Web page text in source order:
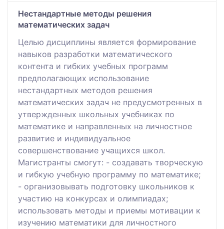
Нестандартные методы решения
математических задач
Целью дисциплины является формирование
навыков разработки математического
контента и гибких учебных программ
предполагающих использование
нестандартных методов решения
математических задач не предусмотренных в
утвержденных школьных учебниках по
математике и направленных на личностное
развитие и индивидуальное
совершенствование учащихся школ.
Магистранты смогут: - создавать творческую
и гибкую учебную программу по математике;
- организовывать подготовку школьников к
участию на конкурсах и олимпиадах;
использовать методы и приемы мотивации к
изучению математики для личностного